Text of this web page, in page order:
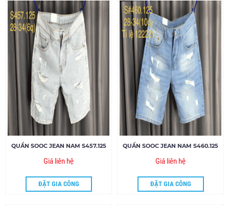
QUẦN SOOC JEAN NAM S457.125
Giá liên hệ
ĐẶT GIA CÔNG
QUẦN SOOC JEAN NAM S460.125
Giá liên hệ
ĐẶT GIA CÔNG